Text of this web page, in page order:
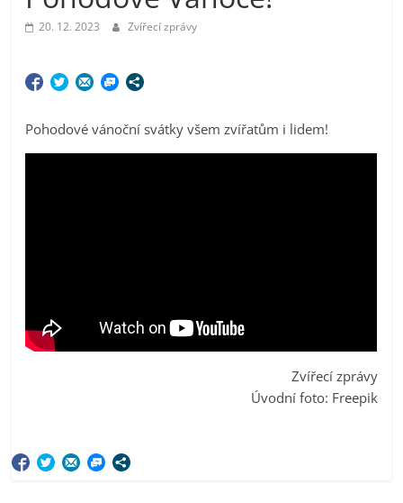
20. 12. 2023 Zvířecí zprávy
Pohodové vánoční svátky všem zvířatům i lidem!
Zvířecí zprávy
Úvodní foto: Freepik